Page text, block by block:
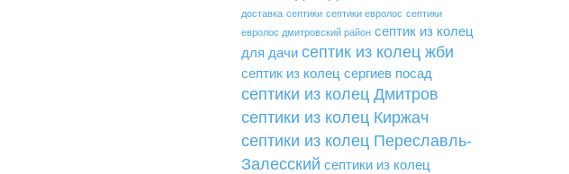
доставка септики септики евролос септики
евролос дмитровский район септик из колец
для дачи септик из колец жби
септик из колец сергиев посад
септики из колец Дмитров
септики из колец Киржач
септики из колец Переславль-
Залесский септики из колец